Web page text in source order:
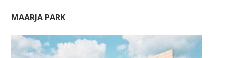
MAARJA PARK